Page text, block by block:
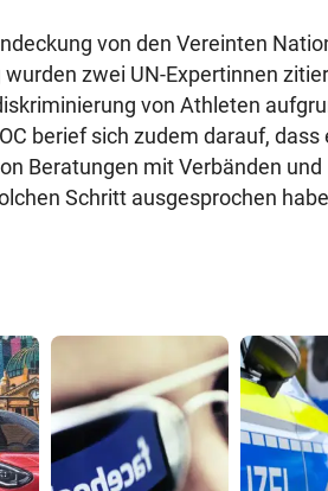
von den Vereinten
zwei UN-Expertinnen
von Athleten
berief sich zudem darauf, dass
Beratungen mit Verbänden und
Schritt ausgesprochen